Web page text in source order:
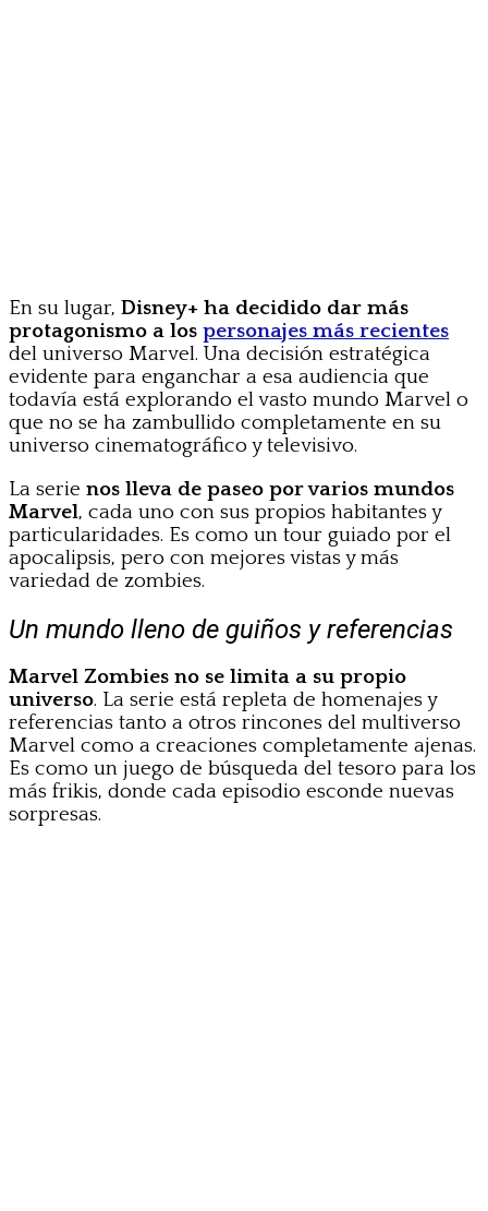
En su lugar, Disney+ ha decidido dar más
protagonismo a los personajes más recientes
del universo Marvel. Una decisión estratégica
evidente para enganchar a esa audiencia que
todavía está explorando el vasto mundo Marvel o
que no se ha zambullido completamente en su
universo cinematográfico y televisivo.
La serie nos lleva de paseo por varios mundos
Marvel, cada uno con sus propios habitantes y
particularidades. Es como un tour guiado por el
apocalipsis, pero con mejores vistas y más
variedad de zombies.
Un mundo lleno de guiños y referencias
Marvel Zombies no se limita a su propio
universo. La serie está repleta de homenajes y
referencias tanto a otros rincones del multiverso
Marvel como a creaciones completamente ajenas.
Es como un juego de búsqueda del tesoro para los
más frikis, donde cada episodio esconde nuevas
sorpresas.